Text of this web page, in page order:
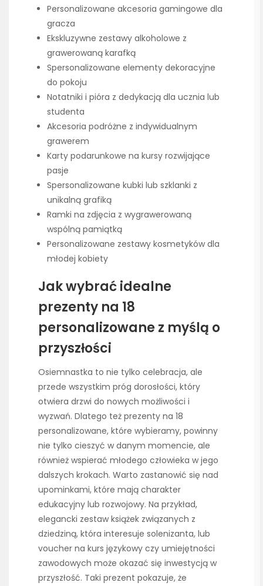
Personalizowane akcesoria gamingowe dla
gracza
Ekskluzywne zestawy alkoholowe z
grawerowaną karafką
Spersonalizowane elementy dekoracyjne
do pokoju
Notatniki i pióra z dedykacją dla ucznia lub
studenta
Akcesoria podróżne z indywidualnym
grawerem
Karty podarunkowe na kursy rozwijające
pasje
Spersonalizowane kubki lub szklanki z
unikalną grafiką
Ramki na zdjęcia z wygrawerowaną
wspólną pamiątką
Personalizowane zestawy kosmetyków dla
młodej kobiety
Jak wybrać idealne
prezenty na 18
personalizowane z myślą o
przyszłości
Osiemnastka to nie tylko celebracja, ale
przede wszystkim próg dorosłości, który
otwiera drzwi do nowych możliwości i
wyzwań. Dlatego też prezenty na 18
personalizowane, które wybieramy, powinny
nie tylko cieszyć w danym momencie, ale
również wspierać młodego człowieka w jego
dalszych krokach. Warto zastanowić się nad
upominkami, które mają charakter
edukacyjny lub rozwojowy. Na przykład,
elegancki zestaw książek związanych z
dziedziną, która interesuje solenizanta, lub
voucher na kurs językowy czy umiejętności
zawodowych może okazać się inwestycją w
przyszłość. Taki prezent pokazuje, że